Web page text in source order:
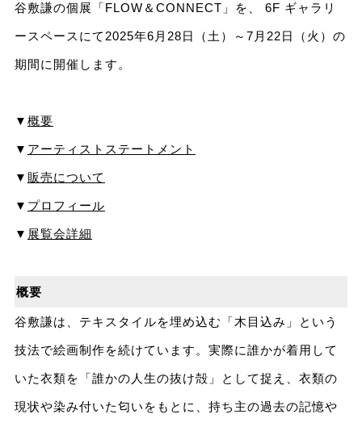
谷敷謙の個展「FLOW＆CONNECT」を、 6F ギャラリ
ースペースにて2025年6月28日（土）～7月22日（火）の
期間に開催します。
▼ 概要
▼ アーティストステートメント
▼ 販売について
▼ プロフィール
▼ 展覧会詳細
概要
谷敷謙は、テキスタイルを埋め込む「木目込み」という
技法で絵画制作を続けています。実際に誰かが着用して
いた衣類を「誰かの人生の抜け殻」として捉え、衣類の
現状や染み付いた匂いをもとに、持ち主の過去の記憶や